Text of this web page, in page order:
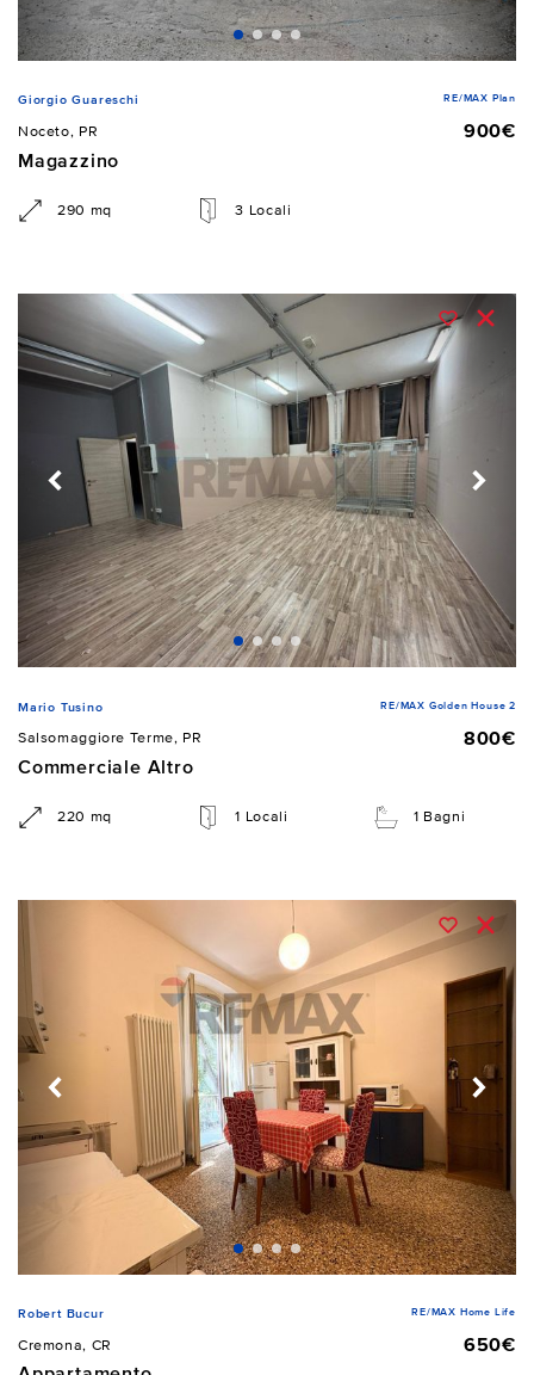
Giorgio Guareschi RE/MAX Plan
Noceto, PR
900€
Magazzino
290 mq 3 Locali
Mario Tusino RE/MAX Golden House 2
Salsomaggiore Terme, PR
800€
Commerciale Altro
220 mq 1 Locali 1 Bagni
Robert Bucur RE/MAX Home Life
Cremona, CR
650€